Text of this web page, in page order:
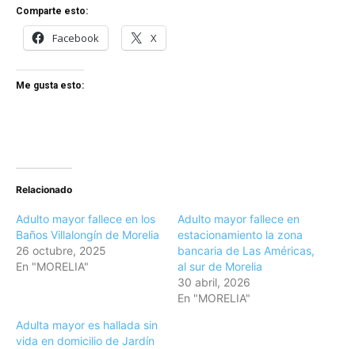
Comparte esto:
Facebook X
Me gusta esto:
Relacionado
Adulto mayor fallece en los
Baños Villalongín de Morelia
26 octubre, 2025
En "MORELIA"
Adulto mayor fallece en
estacionamiento la zona
bancaria de Las Américas,
al sur de Morelia
30 abril, 2026
En "MORELIA"
Adulta mayor es hallada sin
vida en domicilio de Jardín